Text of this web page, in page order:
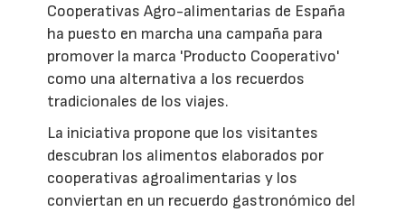
Cooperativas Agro-alimentarias de España
ha puesto en marcha una campaña para
promover la marca 'Producto Cooperativo'
como una alternativa a los recuerdos
tradicionales de los viajes.
La iniciativa propone que los visitantes
descubran los alimentos elaborados por
cooperativas agroalimentarias y los
conviertan en un recuerdo gastronómico del